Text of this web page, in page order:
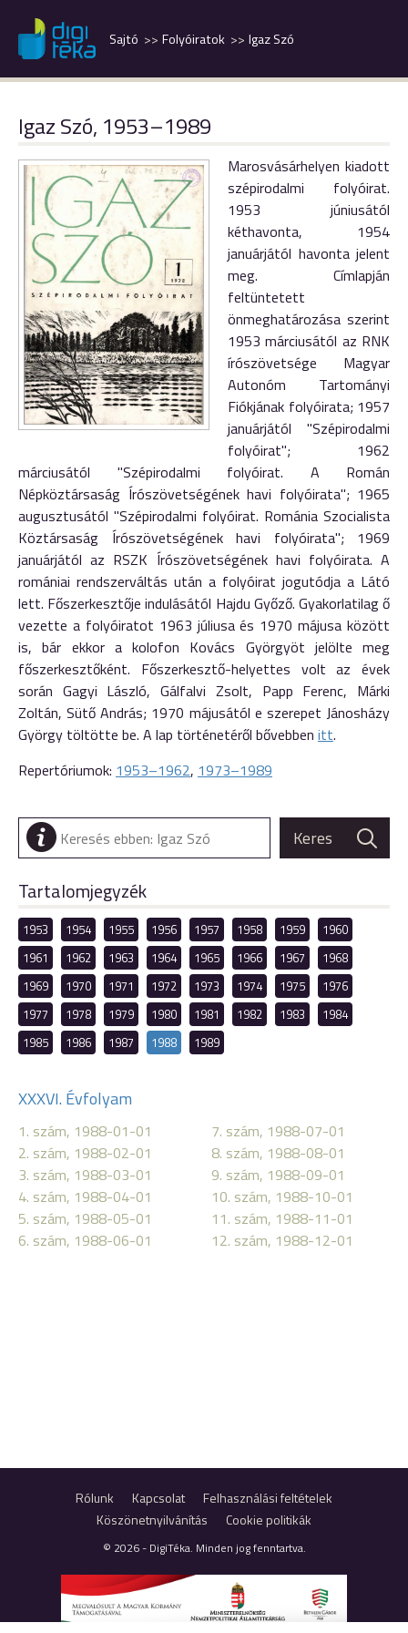
Igaz Szó
Folyóiratok
Sajtó
Igaz Szó, 1953–1989
Marosvásárhelyen kiadott
szépirodalmi folyóirat.
1953 júniusától
kéthavonta, 1954
januárjától havonta jelent
meg. Címlapján
feltüntetett
önmeghatározása szerint
1953 márciusától az RNK
írószövetsége Magyar
Autonóm Tartományi
Fiókjának folyóirata; 1957
januárjától "Szépirodalmi
folyóirat"; 1962
márciusától "Szépirodalmi folyóirat. A Román
Népköztársaság Írószövetségének havi folyóirata"; 1965
augusztusától "Szépirodalmi folyóirat. Románia Szocialista
Köztársaság Írószövetségének havi folyóirata"; 1969
januárjától az RSZK Írószövetségének havi folyóirata. A
romániai rendszerváltás után a folyóirat jogutódja a Látó
lett. Főszerkesztője indulásától Hajdu Győző. Gyakorlatilag ő
vezette a folyóiratot 1963 júliusa és 1970 májusa között
is, bár ekkor a kolofon Kovács Györgyöt jelölte meg
főszerkesztőként. Főszerkesztő-helyettes volt az évek
során Gagyi László, Gálfalvi Zsolt, Papp Ferenc, Márki
Zoltán, Sütő András; 1970 májusától e szerepet Jánosházy
György töltötte be. A lap történetéről bővebben itt.
Repertóriumok: 1953–1962, 1973–1989
Tartalomjegyzék
1953 1954 1955 1956 1957 1958 1959
1960
1961
1962 1963 1964 1965 1966 1967
1968
1969
1970 1971 1972 1973 1974 1975
1976
1977
1978 1979 1980 1981 1982 1983
1984
1985
1986 1987 1988 1989
XXXVI. Évfolyam
1. szám, 1988-01-01
2. szám, 1988-02-01
3. szám, 1988-03-01
4. szám, 1988-04-01
5. szám, 1988-05-01
6. szám, 1988-06-01
7. szám, 1988-07-01
8. szám, 1988-08-01
9. szám, 1988-09-01
10. szám, 1988-10-01
11. szám, 1988-11-01
12. szám, 1988-12-01
Rólunk Kapcsolat
Felhasználási feltételek
Köszönetnyilvánítás
Cookie politikák
© 2026 - DigiTéka. Minden jog fenntartva.